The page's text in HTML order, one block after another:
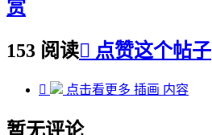
赏
153 阅读 点赞这个帖子
 点击看更多 插画 内容
暂无评论